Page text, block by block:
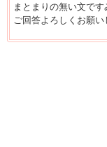
まとまりの無い文です
ご回答よろしくお願い